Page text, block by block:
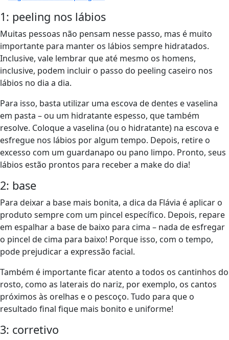
1: peeling nos lábios
Muitas pessoas não pensam nesse passo, mas é muito
importante para manter os lábios sempre hidratados.
Inclusive, vale lembrar que até mesmo os homens,
inclusive, podem incluir o passo do peeling caseiro nos
lábios no dia a dia.
Para isso, basta utilizar uma escova de dentes e vaselina
em pasta – ou um hidratante espesso, que também
resolve. Coloque a vaselina (ou o hidratante) na escova e
esfregue nos lábios por algum tempo. Depois, retire o
excesso com um guardanapo ou pano limpo. Pronto, seus
lábios estão prontos para receber a make do dia!
2: base
Para deixar a base mais bonita, a dica da Flávia é aplicar o
produto sempre com um pincel específico. Depois, repare
em espalhar a base de baixo para cima – nada de esfregar
o pincel de cima para baixo! Porque isso, com o tempo,
pode prejudicar a expressão facial.
Também é importante ficar atento a todos os cantinhos do
rosto, como as laterais do nariz, por exemplo, os cantos
próximos às orelhas e o pescoço. Tudo para que o
resultado final fique mais bonito e uniforme!
3: corretivo